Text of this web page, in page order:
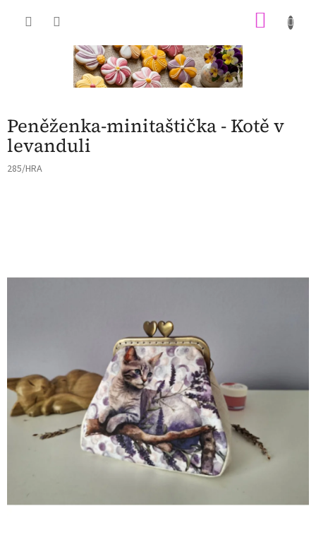
Peněženka-minitaštička - Kotě v
levanduli
285/HRA